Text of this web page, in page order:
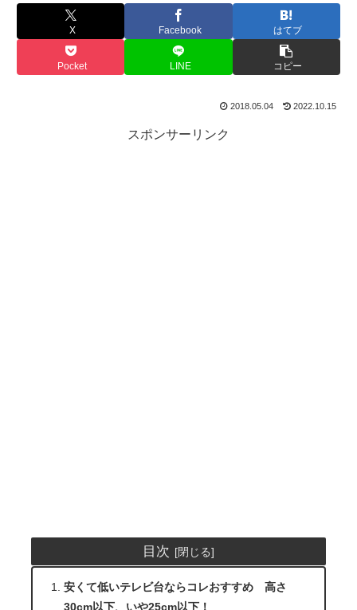
X Facebook はてブ
Pocket LINE コピー
2018.05.04 2022.10.15
スポンサーリンク
目次
安くて低いテレビ台ならコレおすすめ 高さ
30cm以下、いや25cm以下！